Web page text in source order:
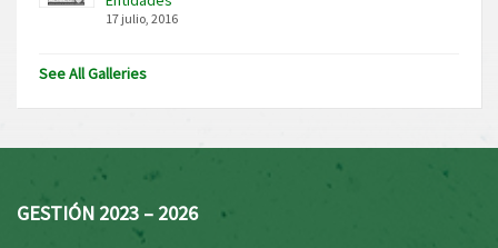
17 julio, 2016
See All Galleries
GESTIÓN 2023 – 2026